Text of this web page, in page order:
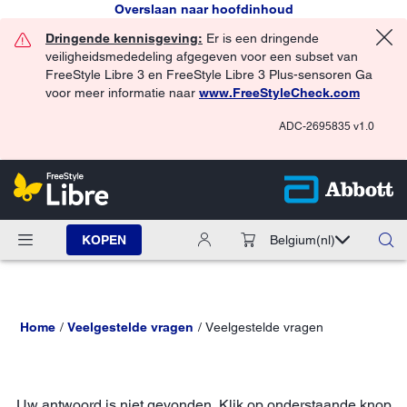
Overslaan naar hoofdinhoud
Dringende kennisgeving: Er is een dringende
veiligheidsmededeling afgegeven voor een subset van
FreeStyle Libre 3 en FreeStyle Libre 3 Plus-sensoren Ga
voor meer informatie naar www.FreeStyleCheck.com
ADC-2695835 v1.0
KOPEN Belgium(nl)
Home Veelgestelde vragen Veelgestelde vragen